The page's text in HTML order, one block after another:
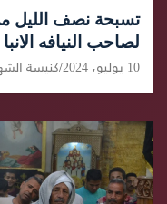
تسبحة نصف الليل
لصاحب النيافه
10 يوليو، 2024 كنيسة